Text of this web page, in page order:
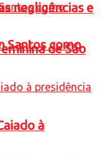
negligências e
de São
Santos como
à